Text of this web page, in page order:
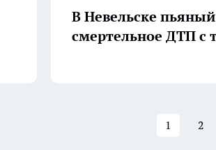
В Невельске
смертельное ДТП с
1 2